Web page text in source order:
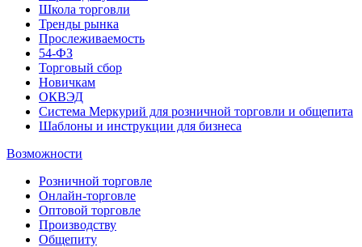
Школа торговли
Тренды рынка
Прослеживаемость
54-ФЗ
Торговый сбор
Новичкам
ОКВЭД
Система Меркурий для розничной торговли и общепита
Шаблоны и инструкции для бизнеса
Возможности
Розничной торговле
Онлайн-торговле
Оптовой торговле
Производству
Общепиту